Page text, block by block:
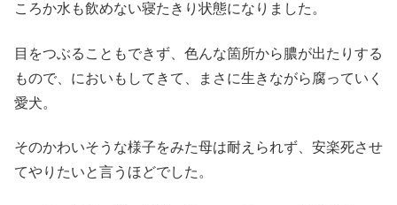
ころか水も飲めない寝たきり状態になりました。
目をつぶることもできず、色んな箇所から膿が出たりする
もので、においもしてきて、まさに生きながら腐っていく
愛犬。
そのかわいそうな様子をみた母は耐えられず、安楽死させ
てやりたいと言うほどでした。